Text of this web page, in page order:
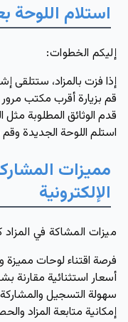
استلام اللوحة
إليكم الخطوات:
إذا فزت بالمزاد، ستتلقى
قم بزيارة أقرب مكتب مرور
قدم الوثائق المطلوبة مثل
استلم اللوحة الجديدة
مميزات
الإلكترونية
ميزات المشاكة في المزاد
فرصة اقتناء لوحات مميزة
أسعار استثنائية مقارنة
سهولة التسجيل
إمكانية متابعة المزاد